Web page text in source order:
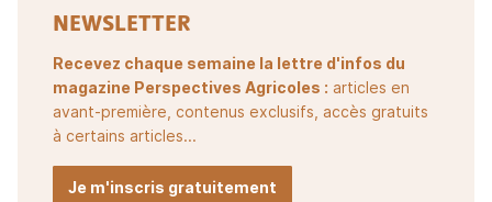
NEWSLETTER
Recevez chaque semaine la lettre d'infos du
magazine Perspectives Agricoles : articles en
avant-première, contenus exclusifs, accès gratuits
à certains articles...
Je m'inscris gratuitement